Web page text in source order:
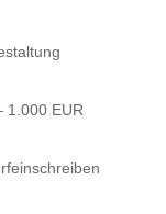
1.000 EUR